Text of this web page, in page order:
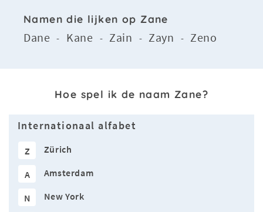
Namen die lijken op Zane
Dane - Kane - Zain - Zayn - Zeno
Hoe spel ik de naam Zane?
Internationaal alfabet
Z Zürich
A Amsterdam
N New York